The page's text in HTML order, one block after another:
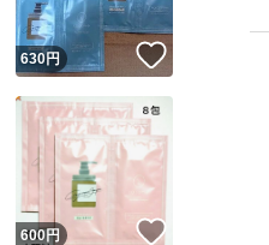
ユーザーの実績について
いいね！
630円
いいね！
600円